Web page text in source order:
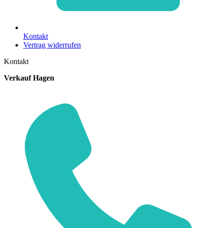
Kontakt
Vertrag widerrufen
Kontakt
Verkauf Hagen